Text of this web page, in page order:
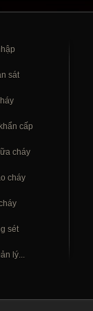
sát
cấp
cháy
cháy
sét
lý...